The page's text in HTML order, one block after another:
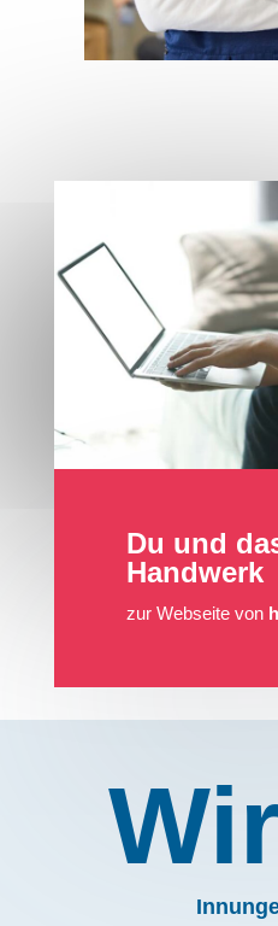
Du und
Handwerk
zur Webseite von